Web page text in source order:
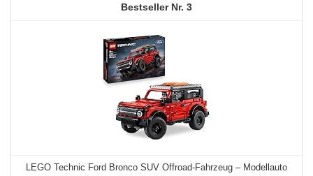
3
LEGO Technic Ford Bronco SUV Offroad-Fahrzeug – Modellauto